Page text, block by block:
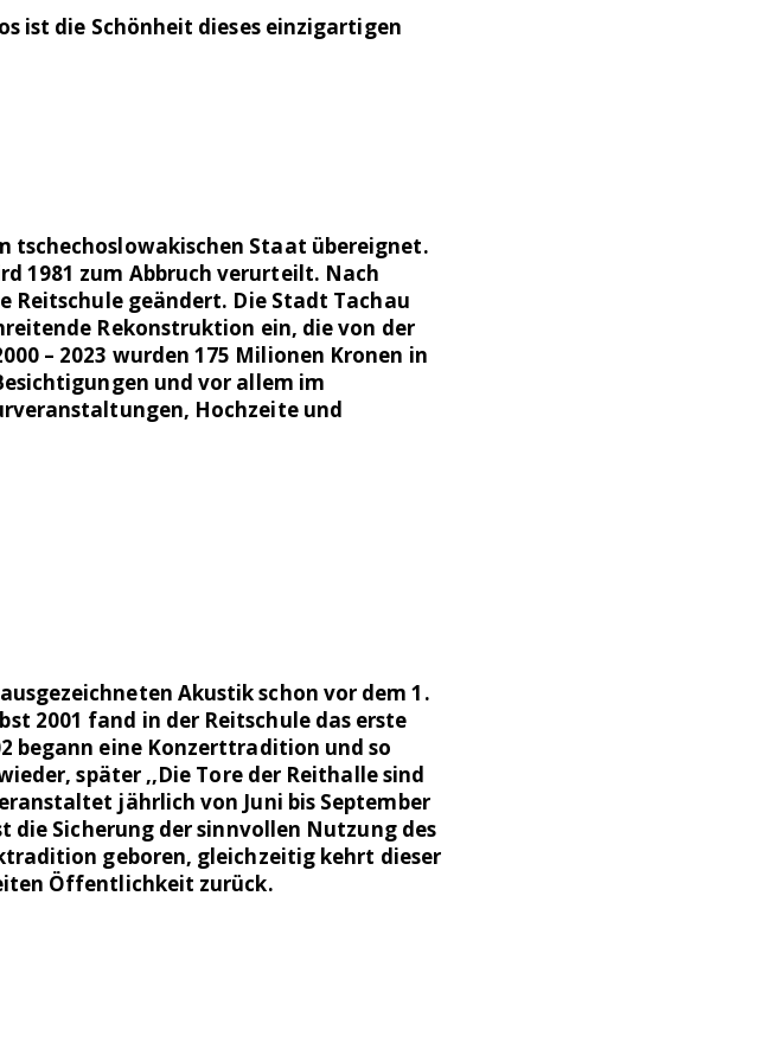
ist die Schönheit dieses einzigartigen
tschechoslowakischen Staat übereignet.
1981 zum Abbruch verurteilt. Nach
Reitschule geändert. Die Stadt Tachau
Rekonstruktion ein, die von der
– 2023 wurden 175 Milionen Kronen in
und vor allem im
Hochzeite und
Akustik schon vor dem 1.
2001 fand in der Reitschule das erste
begann eine Konzerttradition und so
später ,,Die Tore der Reithalle sind
jährlich von Juni bis September
die Sicherung der sinnvollen Nutzung des
geboren, gleichzeitig kehrt dieser
Öffentlichkeit zurück.